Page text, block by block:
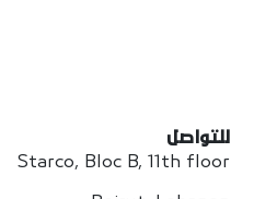
للتواصل
Starco, Bloc B, 11th floor